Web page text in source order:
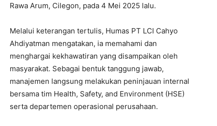
Rawa Arum, Cilegon, pada 4 Mei 2025 lalu.
Melalui keterangan tertulis, Humas PT LCI Cahyo
Ahdiyatman mengatakan, ia memahami dan
menghargai kekhawatiran yang disampaikan oleh
masyarakat. Sebagai bentuk tanggung jawab,
manajemen langsung melakukan peninjauan internal
bersama tim Health, Safety, and Environment (HSE)
serta departemen operasional perusahaan.